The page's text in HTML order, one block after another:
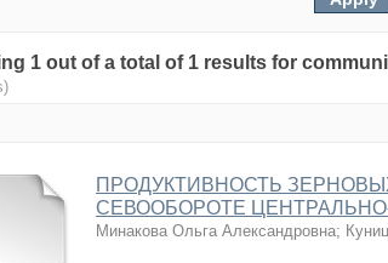
1 out of a total of 1 results for
ПРОДУКТИВНОСТЬ
СЕВООБОРОТЕ
Минакова Ольга Александровна;